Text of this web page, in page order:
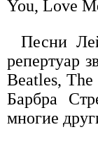
You, Love
Песни
репертуар
Beatles,
Барбра
многие